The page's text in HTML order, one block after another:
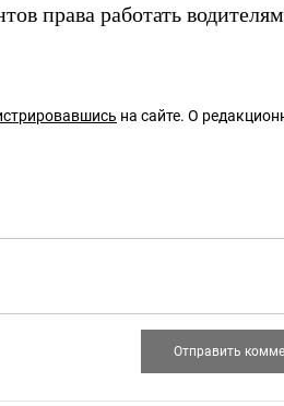
права работать
на сайте. О